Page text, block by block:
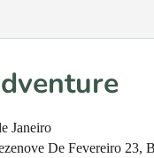
Janeiro
De Fevereiro 23,